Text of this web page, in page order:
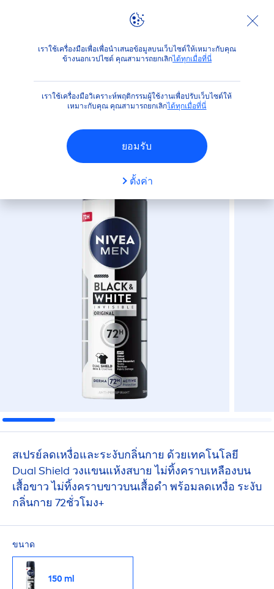
เราใช้เครื่องมือเพื่อเพื่อนำเสนอข้อมูลบนเว็บไซต์ให้เหมาะกับคุณ
ข้างนอกเวปไซต์ คุณสามารถยกเลิกได้ทุกเมื่อที่นี่
เราใช้เครื่องมือวิเคราะห์พฤติกรรมผู้ใช้งานเพื่อปรับเว็บไซต์ให้
เหมาะกับคุณ คุณสามารถยกเลิกได้ทุกเมื่อที่นี่
ยอมรับ
ตั้งค่า
ผลิตภัณฑ์ สำหรับผู้ชาย ระงับกลิ่นกายและดูแลใต้วงแขน
(23)
นีเวีย เมน แบล็ค แอนด์ ไวท์ อินวิซิ
เบิ้ล ออริจินอล สเปรย์
สเปรย์ลดเหงื่อและระงับกลิ่นกาย ด้วยเทคโนโลยี
Dual Shield วงแขนแห้งสบาย ไม่ทิ้งคราบเหลืองบน
เสื้อขาว ไม่ทิ้งคราบขาวบนเสื้อดำ พร้อมลดเหงื่อ ระงับ
กลิ่นกาย 72ชั่วโมง+
ขนาด
150 ml